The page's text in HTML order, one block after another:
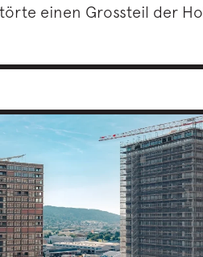
einen Grossteil der